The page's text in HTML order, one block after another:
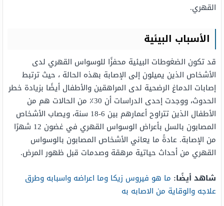
القهري.
الأسباب البيئية
قد تكون الضغوطات البيئية محفزًا للوسواس القهري لدى
الأشخاص الذين يميلون إلى الإصابة بهذه الحالة ، حيث ترتبط
إصابات الدماغ الرضحية لدى المراهقين والأطفال أيضًا بزيادة خطر
الحدوث، ووجدت إحدى الدراسات أن 30٪ من الحالات هم من
الأطفال الذين تتراوح أعمارهم بين 6-18 سنة، ويصاب الأشخاص
المصابون بالسل بأعراض الوسواس القهري في غضون 12 شهرًا
من الإصابة. عادةً ما يعاني الأشخاص المصابون بالوسواس
القهري من أحداث حياتية مرهقة وصدمات قبل ظهور المرض.
شاهد أيضًا: ما هو فيروس زيكا وما اعراضه واسبابه وطرق
علاجه والوقاية من الاصابه به